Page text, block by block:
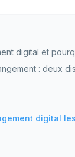
digital et
: deux
digital